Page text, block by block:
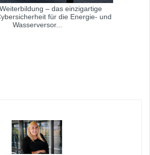
– das einzigartige
für die Energie- und
Wasserversor...